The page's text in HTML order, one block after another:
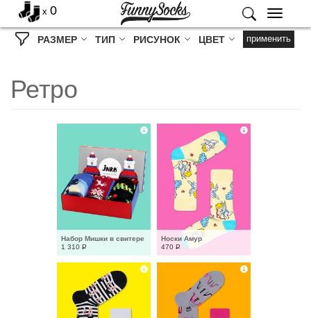
Меню
x 0
РАЗМЕР ТИП РИСУНОК ЦВЕТ применить
Ретро
Набор Мишки в свитере
1 310 Р
Носки Амур
470 Р